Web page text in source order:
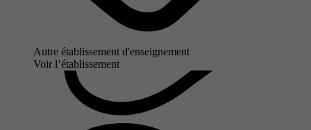
Autre établissement d'enseignement
Voir l’établissement